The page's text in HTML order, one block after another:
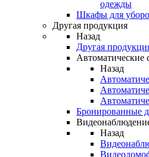
одежды
Шкафы для
Другая продукция
Назад
Другая
Автоматические
Назад
Бронированные
Назад